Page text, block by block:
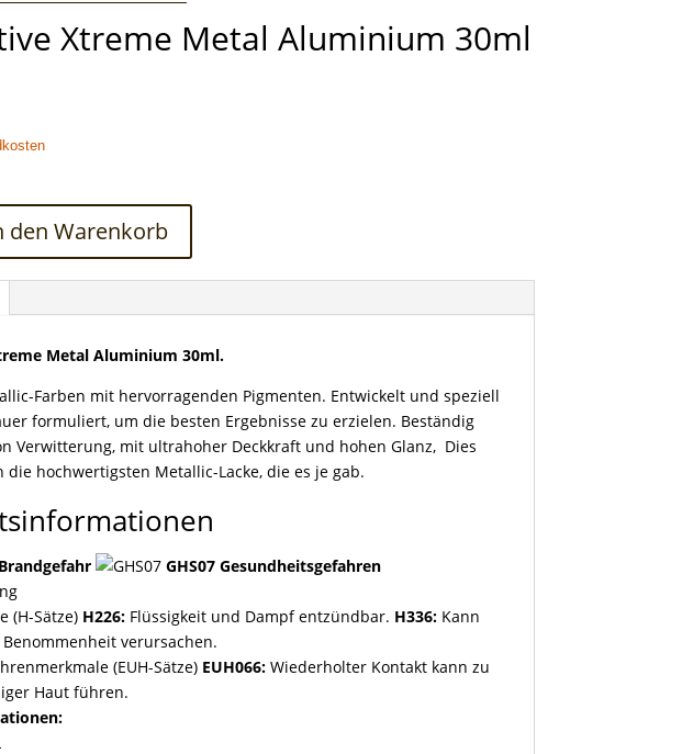
Xtreme Metal Aluminium 30ml
den Warenkorb
Metal Aluminium 30ml.
Farben mit hervorragenden Pigmenten. Entwickelt und speziell
formuliert, um die besten Ergebnisse zu erzielen. Beständig
Verwitterung, mit ultrahoher Deckkraft und hohen Glanz, Dies
die hochwertigsten Metallic-Lacke, die es je gab.
GHS07 Gesundheitsgefahren
(H-Sätze) H226: Flüssigkeit und Dampf entzündbar. H336: Kann
verursachen.
(EUH-Sätze) EUH066: Wiederholter Kontakt kann zu
Haut führen.